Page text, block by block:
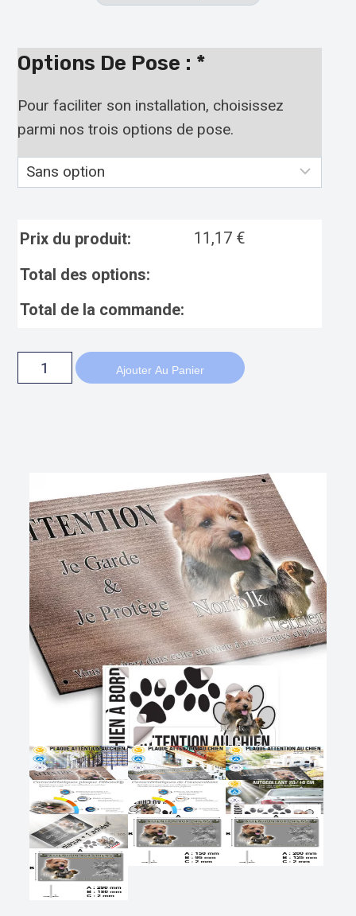
Options De Pose : *
Pour faciliter son installation, choisissez
parmi nos trois options de pose.
Prix du produit: 11,17 €
Total des options:
Total de la commande:
Ajouter Au Panier